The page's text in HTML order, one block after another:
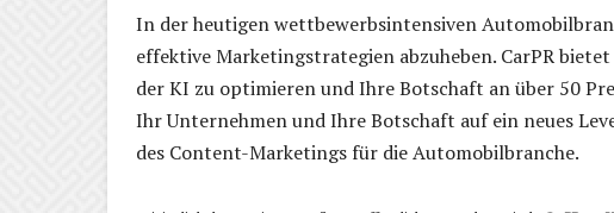
In der heutigen wettbewerbsintensiven
effektive Marketingstrategien abzuheben. CarPR
der KI zu optimieren und Ihre Botschaft an über 50
Ihr Unternehmen und Ihre Botschaft auf ein neues
des Content-Marketings für die Automobilbranche.